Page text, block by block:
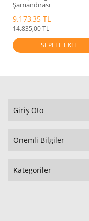
Şamandırası
9.173,35 TL
14.835,00 TL
SEPETE EKLE
Giriş Oto
Önemli Bilgiler
Kategoriler